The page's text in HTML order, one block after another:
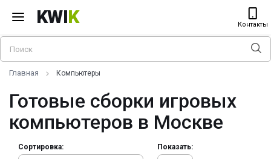
KWIK Контакты
Главная Компьютеры
Готовые сборки игровых
компьютеров в Москве
Сортировка: Показать: